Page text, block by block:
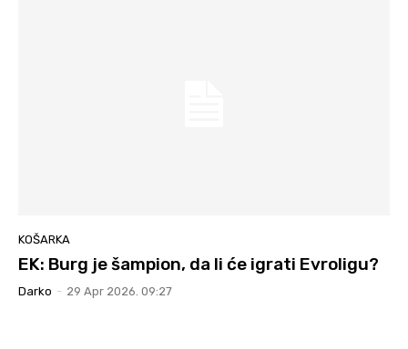
KOŠARKA
EK: Burg je šampion, da li će igrati Evroligu?
Darko - 29 Apr 2026. 09:27